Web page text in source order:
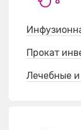
Прокат
Лечебные